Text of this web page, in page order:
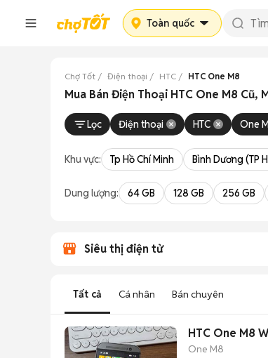
Toàn quốc
Chợ Tốt Điện thoại HTC HTC One M8
Mua Bán Điện Thoại HTC One M8 Cũ,
Lọc Điện thoại HTC One
Khu vực: Tp Hồ Chí Minh Bình Dương (TP
Dung lượng: 64 GB 128 GB 256 GB
Siêu thị điện tử
Tất cả Cá nhân Bán chuyên
HTC One M8
One M8